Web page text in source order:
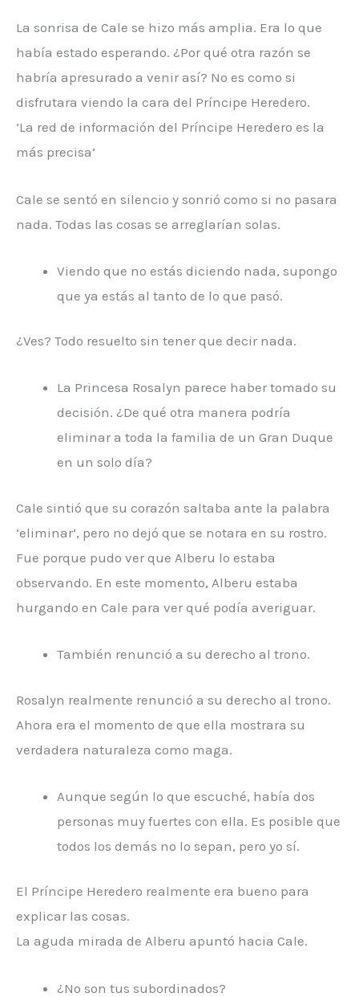
La sonrisa de Cale se hizo más amplia. Era lo que
había estado esperando. ¿Por qué otra razón se
habría apresurado a venir así? No es como si
disfrutara viendo la cara del Príncipe Heredero.
‘La red de información del Príncipe Heredero es la
más precisa’
Cale se sentó en silencio y sonrió como si no pasara
nada. Todas las cosas se arreglarían solas.
Viendo que no estás diciendo nada, supongo
que ya estás al tanto de lo que pasó.
¿Ves? Todo resuelto sin tener que decir nada.
La Princesa Rosalyn parece haber tomado su
decisión. ¿De qué otra manera podría
eliminar a toda la familia de un Gran Duque
en un solo día?
Cale sintió que su corazón saltaba ante la palabra
‘eliminar’, pero no dejó que se notara en su rostro.
Fue porque pudo ver que Alberu lo estaba
observando. En este momento, Alberu estaba
hurgando en Cale para ver qué podía averiguar.
También renunció a su derecho al trono.
Rosalyn realmente renunció a su derecho al trono.
Ahora era el momento de que ella mostrara su
verdadera naturaleza como maga.
Aunque según lo que escuché, había dos
personas muy fuertes con ella. Es posible que
todos los demás no lo sepan, pero yo sí.
El Príncipe Heredero realmente era bueno para
explicar las cosas.
La aguda mirada de Alberu apuntó hacia Cale.
¿No son tus subordinados?